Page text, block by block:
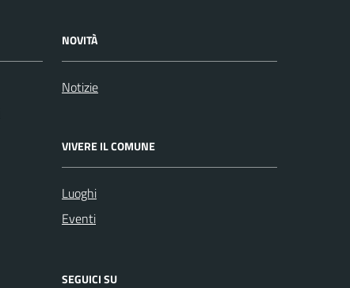
NOVITÀ
Notizie
VIVERE IL COMUNE
Luoghi
Eventi
SEGUICI SU